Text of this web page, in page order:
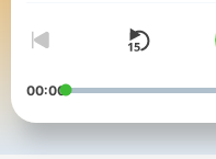
00:00